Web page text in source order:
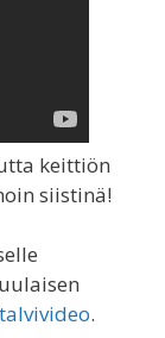
keittiön
siistinä!
talvivideo.